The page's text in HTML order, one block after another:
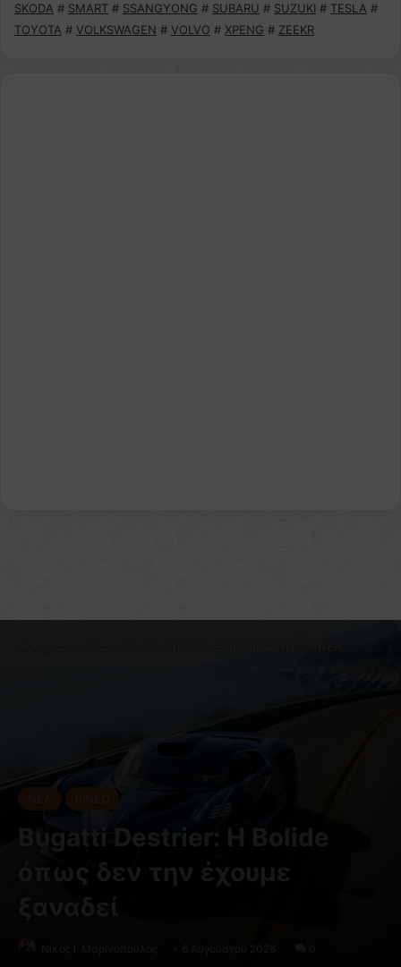
SKODA # SMART # SSANGYONG # SUBARU # SUZUKI # TESLA #
TOYOTA # VOLKSWAGEN # VOLVO # XPENG # ZEEKR